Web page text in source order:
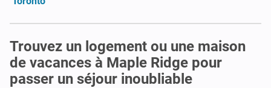
Trouvez un logement ou une maison
de vacances à Maple Ridge pour
passer un séjour inoubliable